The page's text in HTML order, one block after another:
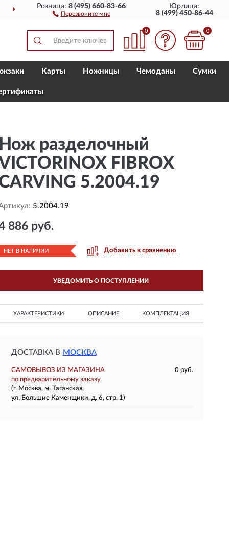
ДОСТАВИМ ПО ВСЕЙ РОССИИ
Розница:8 (495) 660-83-66
Перезвоните мне
Юрлица:
8 (499) 450-86-44
0 0
Карты Ножницы Чемоданы Сумки
Нож разделочный
FIBROX
5.2004.19
5.2004.19
886 руб.
НЕТ В НАЛИЧИИ Добавить к сравнению
УВЕДОМИТЬ О ПОСТУПЛЕНИИ
ХАРАКТЕРИСТИКИ ОПИСАНИЕ КОМПЛЕКТАЦИЯ
ДОСТАВКА В МОСКВА
САМОВЫВОЗ ИЗ МАГАЗИНА
0 руб.
по предварительному заказу
(г. Москва, м. Таганская,
ул. Большие Каменщики, д. 6, стр. 1)